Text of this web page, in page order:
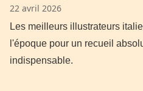
22 avril 2026
Les meilleurs illustrateurs
l'époque pour un recueil
indispensable.